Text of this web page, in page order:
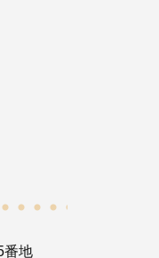
番地